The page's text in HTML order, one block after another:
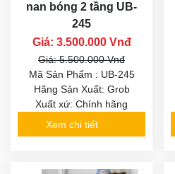
nan bóng 2 tầng UB-
245
Giá: 3.500.000 Vnđ
Giá: 5.500.000 Vnđ
Mã Sản Phẩm : UB-245
Hãng Sản Xuất: Grob
Xuất xứ: Chính hãng
Xem chi tiết